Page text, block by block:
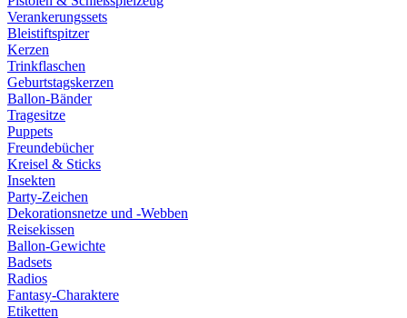
Verankerungssets
Bleistiftspitzer
Kerzen
Trinkflaschen
Geburtstagskerzen
Ballon-Bänder
Tragesitze
Puppets
Freundebücher
Kreisel & Sticks
Insekten
Party-Zeichen
Dekorationsnetze und -Webben
Reisekissen
Ballon-Gewichte
Badsets
Radios
Fantasy-Charaktere
Etiketten